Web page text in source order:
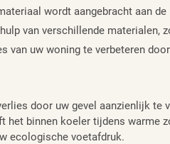
wordt aangebracht aan de
van verschillende materialen,
van uw woning te verbeteren
door uw gevel aanzienlijk te
het binnen koeler tijdens warme
ecologische voetafdruk.